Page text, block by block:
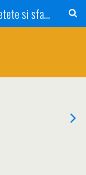
Restaurant si Mancare Retete si sfaturi Picant bun si rapid